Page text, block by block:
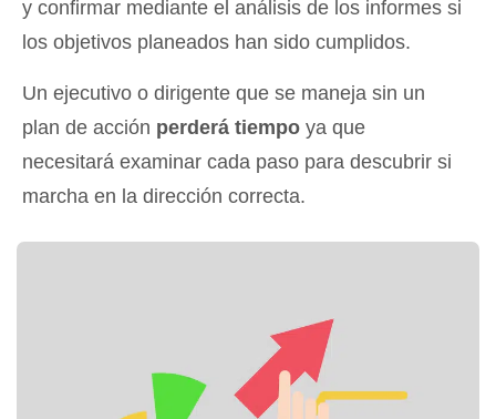
y confirmar mediante el análisis de los informes si
los objetivos planeados han sido cumplidos.
Un ejecutivo o dirigente que se maneja sin un
plan de acción perderá tiempo ya que
necesitará examinar cada paso para descubrir si
marcha en la dirección correcta.